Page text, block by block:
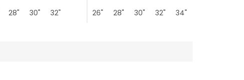
28" 30" 32"
tlak, zajišťuje dobrou
26" 28" 30" 32" 34"